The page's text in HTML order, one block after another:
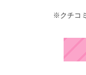
※クチコ